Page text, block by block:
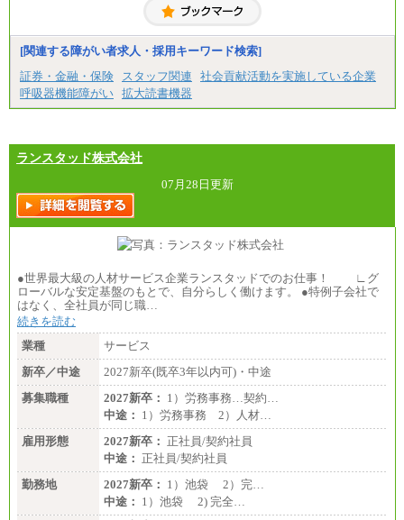
■総合コース＜オープン採用（全国型）＞
大学院卒 月給35.3万円、四年制大学卒 月給33.7万
円
大学院卒 月給33.3万円、四年制大学卒 月給31.7万
円
短大・専門卒 月給24.0万円
7万円を含む
※試用期間中も給与に変更はございません
上記の新卒給与を下限に、これまでの経験・スキル
を考慮し、当社規定に従って決定いたします。
[関連する障がい者求人・採用キーワード検索]
証券・金融・保険
スタッフ関連
社会貢献活動を実施している企業
呼吸器機能障がい 拡大読書機器
ランスタッド株式会社
07月28日更新
●世界最大級の人材サービス企業ランスタッドでのお仕事！ ∟グ
ローバルな安定基盤のもとで、自分らしく働けます。 ●特例子会社で
はなく、全社員が同じ職…
続きを読む
業種
サービス
新卒／中途
2027新卒(既卒3年以内可)・中途
募集職種
2027新卒： 1）労務事務…契約…
中途： 1）労務事務 2）人材…
雇用形態
2027新卒： 正社員/契約社員
中途： 正社員/契約社員
勤務地
2027新卒： 1）池袋 2）完…
中途： 1）池袋 2) 完全…